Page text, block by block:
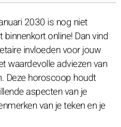
2030 is nog niet
online! Dan vind
invloeden voor jouw
waardevolle adviezen van
Deze horoscoop houdt
aspecten van je
van je teken en je